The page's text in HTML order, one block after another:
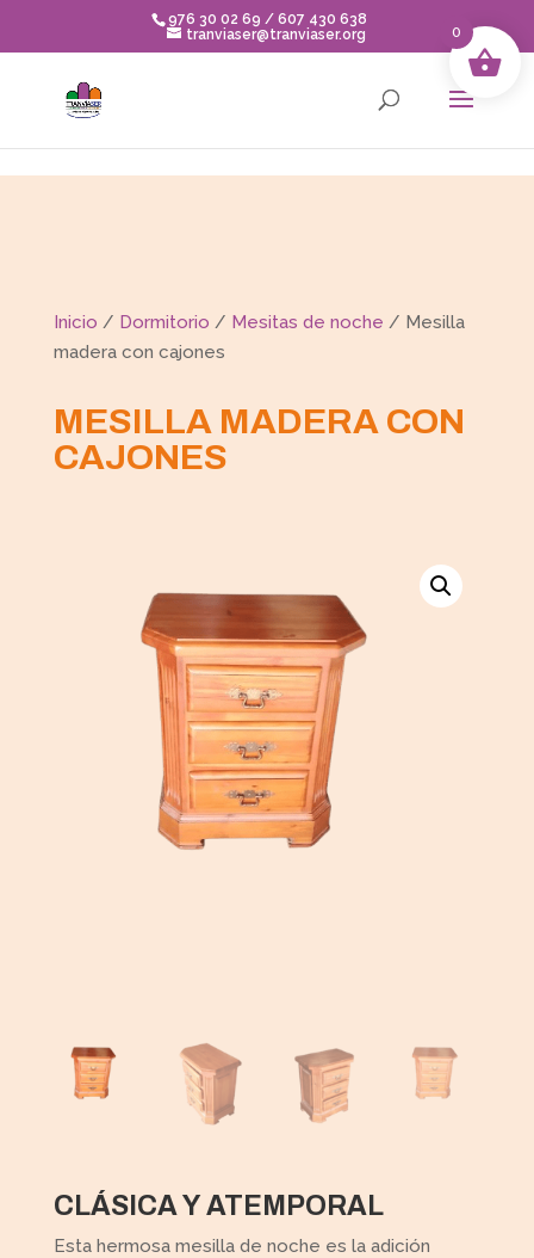
976 30 02 69 / 607 430 638
tranviaser@tranviaser.org
Inicio / Dormitorio / Mesitas de noche / Mesilla
madera con cajones
MESILLA MADERA CON
CAJONES
CLÁSICA Y ATEMPORAL
Esta hermosa mesilla de noche es la adición
0